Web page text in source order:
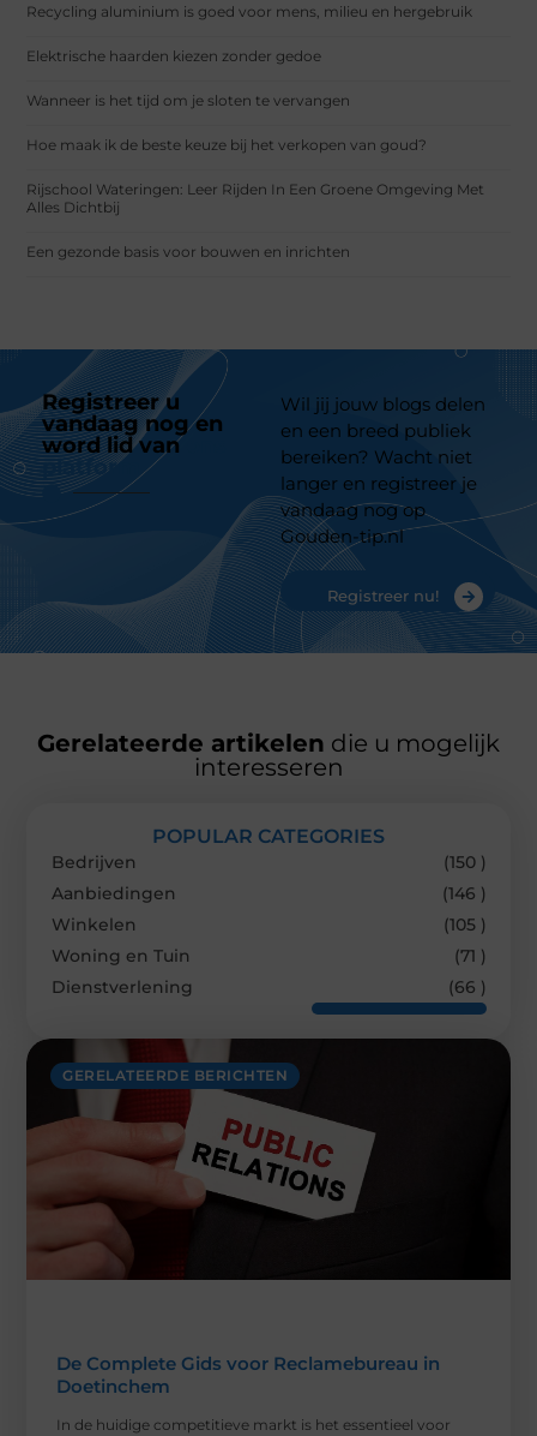
Recycling aluminium is goed voor mens, milieu en hergebruik
Elektrische haarden kiezen zonder gedoe
Wanneer is het tijd om je sloten te vervangen
Hoe maak ik de beste keuze bij het verkopen van goud?
Rijschool Wateringen: Leer Rijden In Een Groene Omgeving Met
Alles Dichtbij
Een gezonde basis voor bouwen en inrichten
Registreer u
vandaag nog en
word lid van
platform
Wil jij jouw blogs delen
en een breed publiek
bereiken? Wacht niet
langer en registreer je
vandaag nog op
Gouden-tip.nl
Registreer nu!
Gerelateerde artikelen die u mogelijk
interesseren
GERELATEERDE BERICHTEN
De Complete Gids voor Reclamebureau in
Doetinchem
In de huidige competitieve markt is het essentieel voor
POPULAR CATEGORIES
Bedrijven
(150 )
Aanbiedingen
(146 )
Winkelen
(105 )
Woning en Tuin
(71 )
Dienstverlening
(66 )